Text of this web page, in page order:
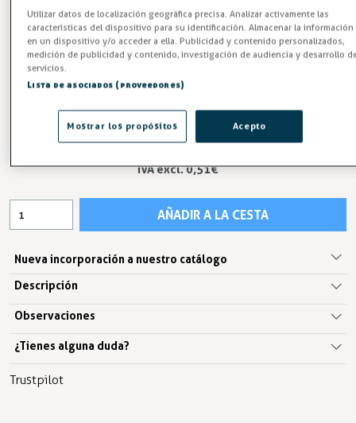
de 3 mm para Nariz A. ¡Haz tu pedido ahora y asegura la
máxima eficiencia y durabilidad en tus cierres!
Entrega en 24/48h
0,62 € 0,64 €
IVA excl. 0,51€
AÑADIR A LA CESTA
Nueva incorporación a nuestro catálogo
Descripción
Observaciones
¿Tienes alguna duda?
Trustpilot
Utilizar datos de localización geográfica precisa. Analizar activamente las
características del dispositivo para su identificación. Almacenar la información
en un dispositivo y/o acceder a ella. Publicidad y contenido personalizados,
medición de publicidad y contenido, investigación de audiencia y desarrollo
servicios.
Lista de asociados (proveedores)
Acepto
Mostrar los propósitos